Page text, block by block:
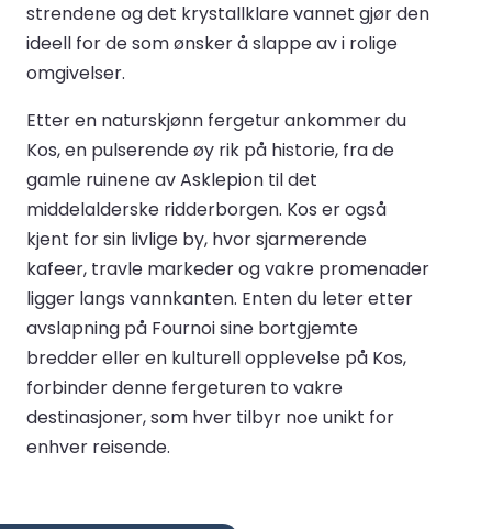
strendene og det krystallklare vannet gjør den
ideell for de som ønsker å slappe av i rolige
omgivelser.
Etter en naturskjønn fergetur ankommer du
Kos, en pulserende øy rik på historie, fra de
gamle ruinene av Asklepion til det
middelalderske ridderborgen. Kos er også
kjent for sin livlige by, hvor sjarmerende
kafeer, travle markeder og vakre promenader
ligger langs vannkanten. Enten du leter etter
avslapning på Fournoi sine bortgjemte
bredder eller en kulturell opplevelse på Kos,
forbinder denne fergeturen to vakre
destinasjoner, som hver tilbyr noe unikt for
enhver reisende.